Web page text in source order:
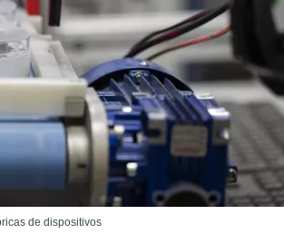
de dispositivos